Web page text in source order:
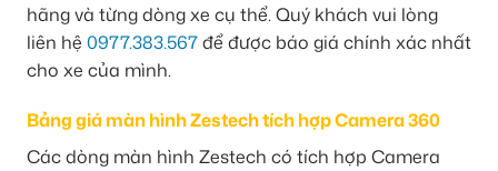
hãng và từng dòng xe cụ thể. Quý khách vui lòng
liên hệ 0977.383.567để được báo giá chính xác nhất
cho xe của mình.
Bảng giá màn hình Zestech tích hợp Camera 360
Các dòng màn hình Zestech có tích hợp Camera